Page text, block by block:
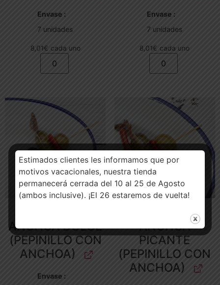
Envase
7 unidades
8,01€ cada uno
Envase
7 unidades
8,01€ cada uno
ANCHOA DULCE
(PEPINILLO CON
ANCHOA)
Envase
MUSKER DE
ANCHOA
PICANTE
(PEPINILLO CON
ANCHOA)
Estimados clientes les informamos que por
motivos vacacionales, nuestra tienda
permanecerá cerrada del 10 al 25 de Agosto
(ambos inclusive). ¡El 26 estaremos de vuelta!